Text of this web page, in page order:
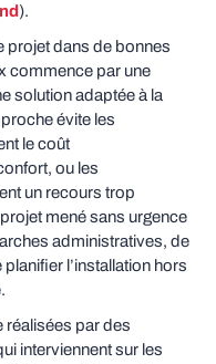
).
projet dans de bonnes
commence par une
solution adaptée à la
évite les
le coût
ou les
un recours trop
mené sans urgence
administratives, de
l’installation hors
réalisées par des
interviennent sur les